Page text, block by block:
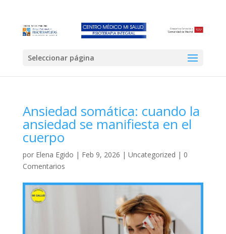
Seleccionar página
Ansiedad somática: cuando la
ansiedad se manifiesta en el
cuerpo
por Elena Egido | Feb 9, 2026 | Uncategorized | 0
Comentarios